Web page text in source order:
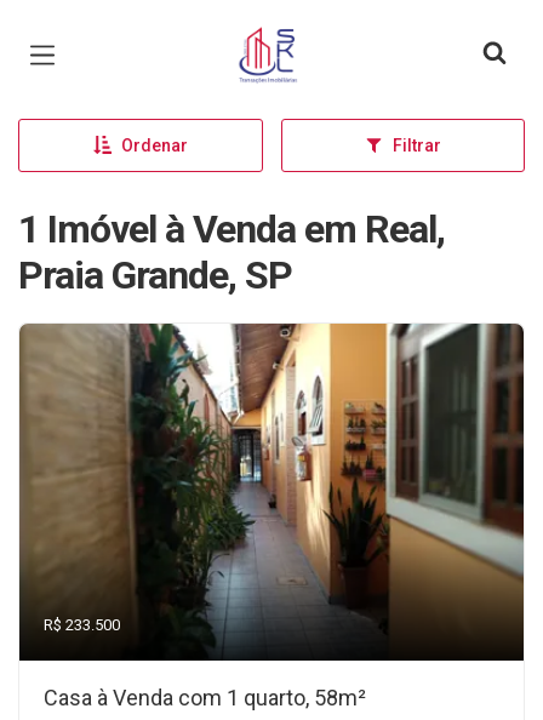
Página inicial
Ordenar Filtrar
1 Imóvel à Venda em Real,
Praia Grande, SP
R$ 233.500
Casa à Venda com 1 quarto, 58m²